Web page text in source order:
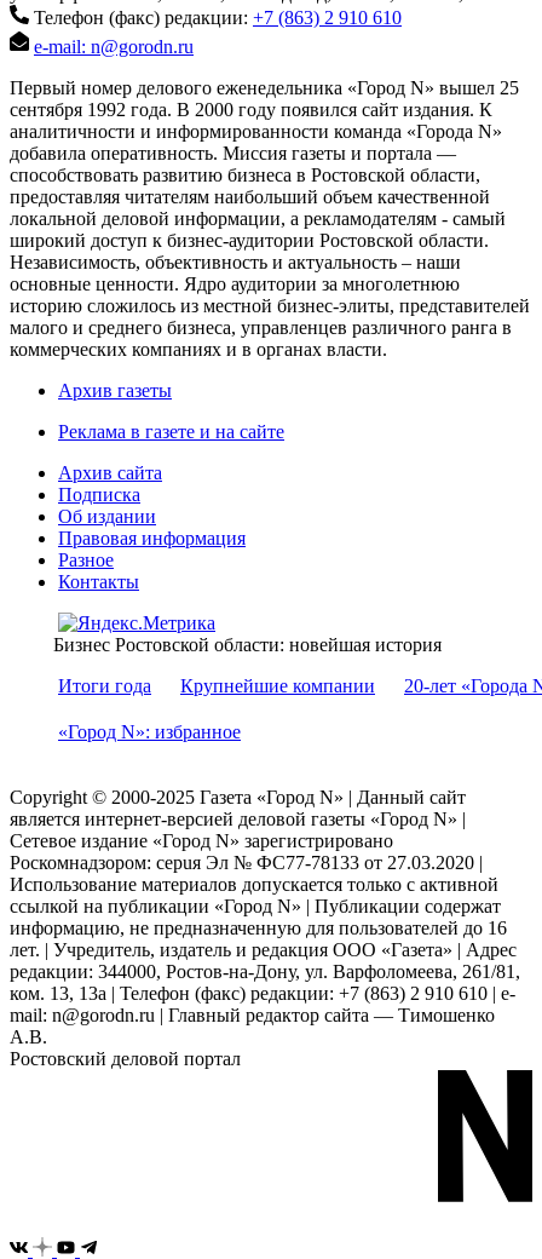
Телефон (факс) редакции: +7 (863) 2 910 610
e-mail: n@gorodn.ru
Первый номер делового еженедельника «Город N» вышел 25
сентября 1992 года. В 2000 году появился сайт издания. К
аналитичности и информированности команда «Города N»
добавила оперативность. Миссия газеты и портала —
способствовать развитию бизнеса в Ростовской области,
предоставляя читателям наибольший объем качественной
локальной деловой информации, а рекламодателям - самый
широкий доступ к бизнес-аудитории Ростовской области.
Независимость, объективность и актуальность – наши
основные ценности. Ядро аудитории за многолетнюю
историю сложилось из местной бизнес-элиты, представителей
малого и среднего бизнеса, управленцев различного ранга в
коммерческих компаниях и в органах власти.
Архив газеты
Реклама в газете и на сайте
Архив сайта
Подписка
Об издании
Правовая информация
Разное
Контакты
Бизнес Ростовской области: новейшая история
Итоги года
Крупнейшие компании 20-лет «Города
«Город N»: избранное
Copyright © 2000-2025 Газета «Город N» | Данный сайт
является интернет-версией деловой газеты «Город N» |
Сетевое издание «Город N» зарегистрировано
Роскомнадзором: серuя Эл № ФС77-78133 от 27.03.2020 |
Использование материалов допускается только с активной
ссылкой на публикации «Город N» | Публикации содержат
информацию, не предназначенную для пользователей до 16
лет. | Учредитель, издатель и редакция ООО «Газета» | Адрес
редакции: 344000, Ростов-на-Дону, ул. Варфоломеева, 261/81,
ком. 13, 13а | Телефон (факс) редакции: +7 (863) 2 910 610 | e-
mail: n@gorodn.ru | Главный редактор сайта — Тимошенко
А.В.
Ростовский деловой портал